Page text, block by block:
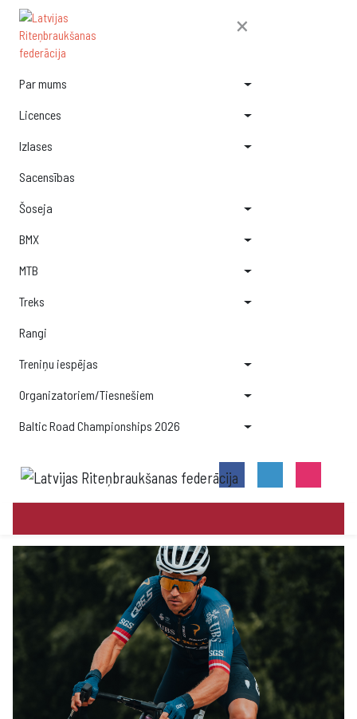
×
Par mums
Licences
Izlases
Sacensības
Šoseja
BMX
MTB
Treks
Rangi
Treniņu iespējas
Organizatoriem/Tiesnešiem
Baltic Road Championships 2026